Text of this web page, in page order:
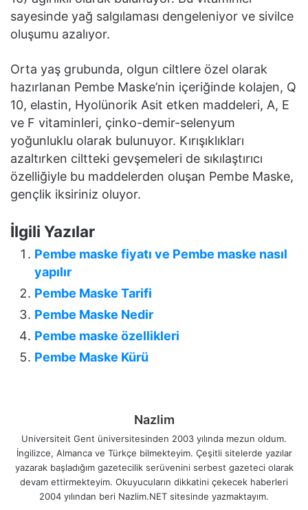
sayesinde yağ salgılaması dengeleniyor ve sivilce
oluşumu azalıyor.
Orta yaş grubunda, olgun ciltlere özel olarak
hazırlanan Pembe Maske’nin içeriğinde kolajen, Q
10, elastin, Hyolünorik Asit etken maddeleri, A, E
ve F vitaminleri, çinko-demir-selenyum
yoğunluklu olarak bulunuyor. Kırışıklıkları
azaltırken ciltteki gevşemeleri de sıkılaştırıcı
özelliğiyle bu maddelerden oluşan Pembe Maske,
gençlik iksiriniz oluyor.
İlgili Yazılar
Pembe maske fiyatı ve Pembe maske nasıl
yapılır
Pembe Maske Tarifi
Pembe Maske Nedir
Pembe maske özellikleri
Pembe Maske Kürü
Nazlim
Universiteit Gent üniversitesinden 2003 yılında mezun oldum.
İngilizce, Almanca ve Türkçe bilmekteyim. Çeşitli sitelerde yazılar
yazarak başladığım gazetecilik serüvenini serbest gazeteci olarak
devam ettirmekteyim. Okuyucuların dikkatini çekecek haberleri
2004 yılından beri Nazlim.NET sitesinde yazmaktayım.